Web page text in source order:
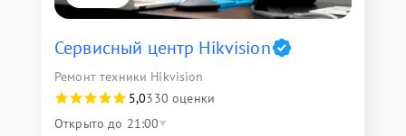
Сервисный центр Hikvision
Ремонт техники Hikvision
5,0330 оценки
Открыто до 21:00